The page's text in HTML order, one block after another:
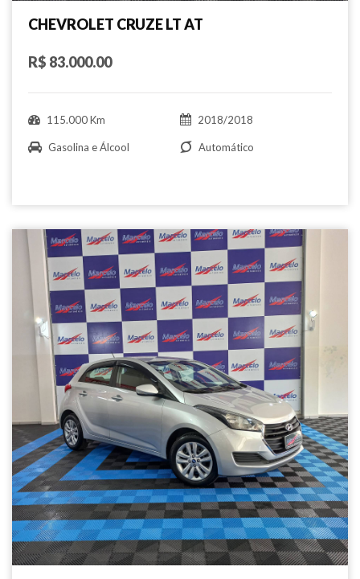
CHEVROLET CRUZE LT AT
R$ 83.000.00
115.000 Km 2018/2018
Gasolina e Álcool Automático